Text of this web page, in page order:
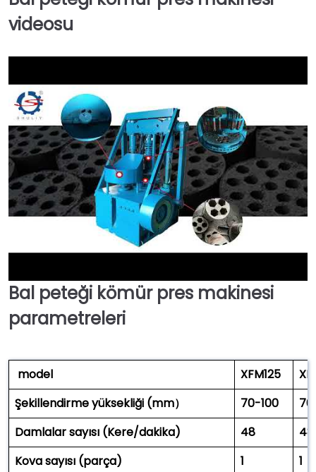
videosu
►
Bal peteği kömür pres makinesi
parametreleri
model XFM125
Şekillendirme yüksekliği (mm） 70-100
Damlalar sayısı (Kere/dakika)
48
48
Kova sayısı (parça) 1
1